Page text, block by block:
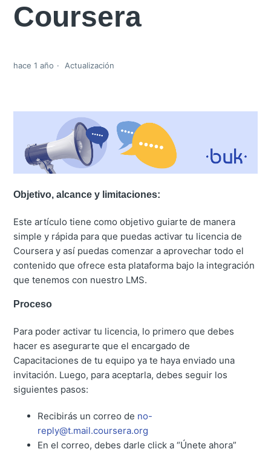
Coursera
hace 1 año Actualización
Objetivo, alcance y limitaciones:
Este artículo tiene como objetivo guiarte de manera
simple y rápida para que puedas activar tu licencia de
Coursera y así puedas comenzar a aprovechar todo el
contenido que ofrece esta plataforma bajo la integración
que tenemos con nuestro LMS.
Proceso
Para poder activar tu licencia, lo primero que debes
hacer es asegurarte que el encargado de
Capacitaciones de tu equipo ya te haya enviado una
invitación. Luego, para aceptarla, debes seguir los
siguientes pasos:
Recibirás un correo de no-
reply@t.mail.coursera.org
En el correo, debes darle click a “Únete ahora”